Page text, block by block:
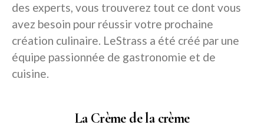
des experts, vous trouverez tout ce dont vous
avez besoin pour réussir votre prochaine
création culinaire. LeStrass a été créé par une
équipe passionnée de gastronomie et de
cuisine.
La Crème de la crème